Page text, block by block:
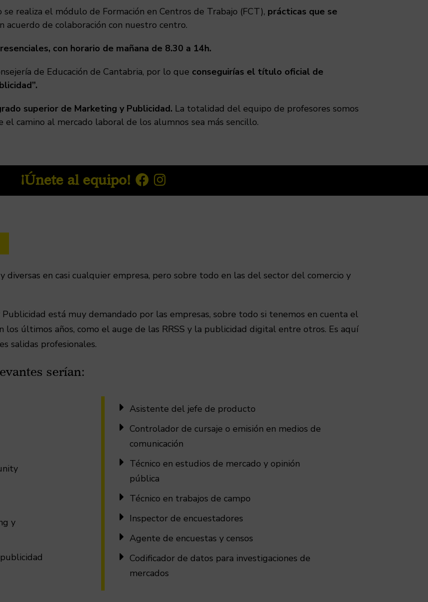
realiza el módulo de Formación en Centros de Trabajo (FCT), prácticas que se
acuerdo de colaboración con nuestro centro.
con horario de mañana de 8.30 a 14h.
de Educación de Cantabria, por lo que conseguirías el título oficial de
superior de Marketing y Publicidad. La totalidad del equipo de profesores somos
camino al mercado laboral de los alumnos sea más sencillo.
¡Únete al equipo!
diversas en casi cualquier empresa, pero sobre todo en las del sector del comercio y
está muy demandado por las empresas, sobre todo si tenemos en cuenta el
últimos años, como el auge de las RRSS y la publicidad digital entre otros. Es aquí
salidas profesionales.
serían:
y
 Asistente del jefe de producto
 Controlador de cursaje o emisión en medios de
comunicación
 Técnico en estudios de mercado y opinión
pública
 Técnico en trabajos de campo
 Inspector de encuestadores
 Agente de encuestas y censos
 Codificador de datos para investigaciones de
mercados